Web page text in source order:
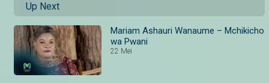
Up Next
Mariam Ashauri Wanaume – Mchikicho
wa Pwani
22 Mei